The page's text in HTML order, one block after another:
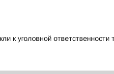
к уголовной